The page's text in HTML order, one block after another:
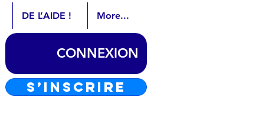
DE L’AIDE ! More...
CONNEXION
S’INSCRIRE